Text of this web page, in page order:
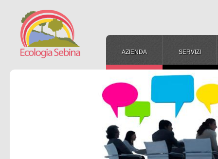
AZIENDA SERVIZI